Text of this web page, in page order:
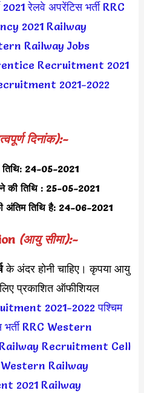
2021 रेलवे अपरेंटिस भर्ती RRC
2021 Railway
Railway Jobs
Recruitment 2021
2021-2022
दिनांक):-
24-05-2021
की तिथि : 25-05-2021
अंतिम तिथि है: 24-06-2021
(आयु सीमा):-
के अंदर होनी चाहिए। कृपया आयु
प्रकाशित ऑफीशियल
2021-2022 पश्चिम
RRC Western
Railway Recruitment Cell
Western Railway
2021 Railway